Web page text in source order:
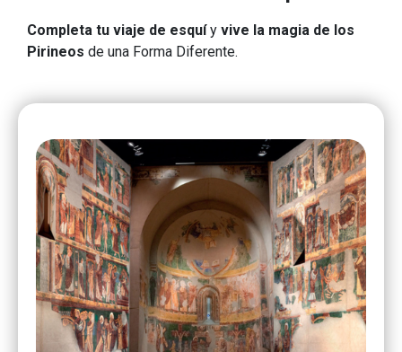
Completa tu viaje de esquíy vive la magia de los
Pirineos de una Forma Diferente.